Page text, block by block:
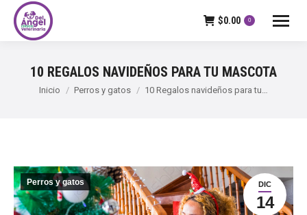
$0.00 0
10 REGALOS NAVIDEÑOS PARA TU MASCOTA
Estás aquí:
Inicio Perros y gatos 10 Regalos navideños para tu…
DIC
14
Perros y gatos